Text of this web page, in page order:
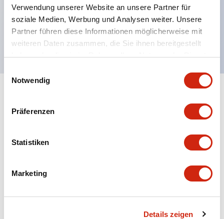
Verwendung unserer Website an unsere Partner für
soziale Medien, Werbung und Analysen weiter. Unsere
Partner führen diese Informationen möglicherweise mit
weiteren Daten zusammen, die Sie ihnen bereitgestellt
haben oder die sie im Rahmen Ihrer Nutzung der Dienste
Notwendig
Präferenzen
Statistiken
Marketing
Details zeigen
Normen. CCC-zertifiziert (außer Anzeigeleuchten).
Mit speziellem Zubehör leicht auf Φ22 Flash-
Silhouette umstellbar
Electrical Specifications (rated illuminated